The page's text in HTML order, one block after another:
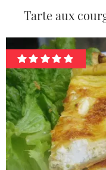
Tarte aux